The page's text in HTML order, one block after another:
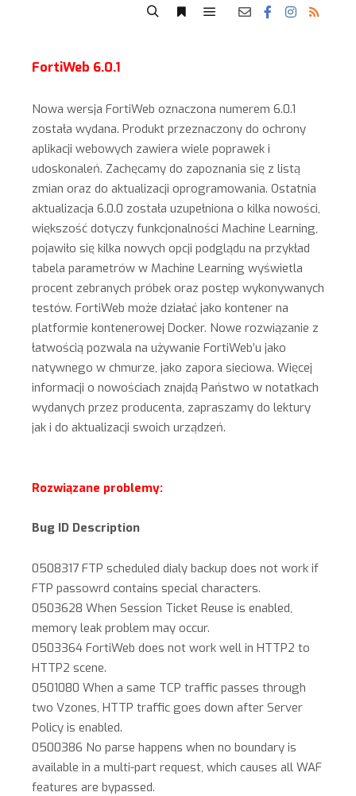
FortiWeb 6.0.1
Nowa wersja FortiWeb oznaczona numerem 6.0.1
została wydana. Produkt przeznaczony do ochrony
aplikacji webowych zawiera wiele poprawek i
udoskonaleń. Zachęcamy do zapoznania się z listą
zmian oraz do aktualizacji oprogramowania. Ostatnia
aktualizacja 6.0.0 została uzupełniona o kilka nowości,
większość dotyczy funkcjonalności Machine Learning,
pojawiło się kilka nowych opcji podglądu na przykład
tabela parametrów w Machine Learning wyświetla
procent zebranych próbek oraz postęp wykonywanych
testów. FortiWeb może działać jako kontener na
platformie kontenerowej Docker. Nowe rozwiązanie z
łatwością pozwala na używanie FortiWeb’u jako
natywnego w chmurze, jako zapora sieciowa. Więcej
informacji o nowościach znajdą Państwo w notatkach
wydanych przez producenta, zapraszamy do lektury
jak i do aktualizacji swoich urządzeń.
Rozwiązane problemy:
Bug ID Description
0508317 FTP scheduled dialy backup does not work if
FTP passowrd contains special characters.
0503628 When Session Ticket Reuse is enabled,
memory leak problem may occur.
0503364 FortiWeb does not work well in HTTP2 to
HTTP2 scene.
0501080 When a same TCP traffic passes through
two Vzones, HTTP traffic goes down after Server
Policy is enabled.
0500386 No parse happens when no boundary is
available in a multi-part request, which causes all WAF
features are bypassed.